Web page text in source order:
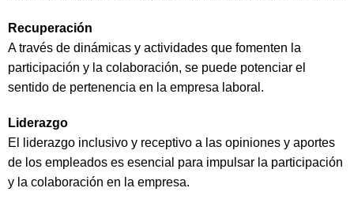
Recuperación
A través de dinámicas y actividades que fomenten la
participación y la colaboración, se puede potenciar el
sentido de pertenencia en la empresa laboral.
Liderazgo
El liderazgo inclusivo y receptivo a las opiniones y aportes
de los empleados es esencial para impulsar la participación
y la colaboración en la empresa.